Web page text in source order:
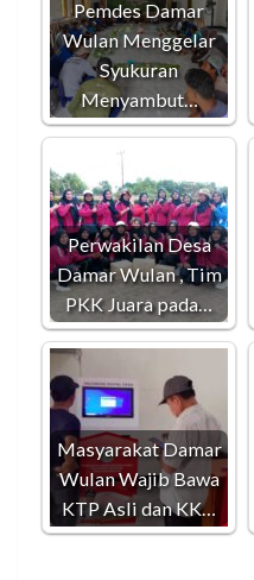
Pemdes Damar
Wulan Menggelar
Syukuran
Menyambut…
Perwakilan Desa
Damar Wulan , Tim
PKK Juara pada…
Masyarakat Damar
Wulan Wajib Bawa
KTP Asli dan KK…